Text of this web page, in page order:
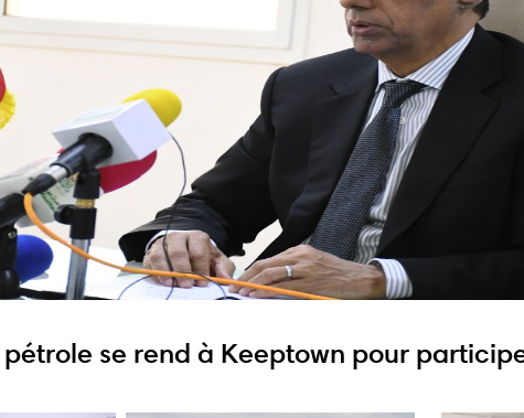
pétrole se rend à Keeptown pour